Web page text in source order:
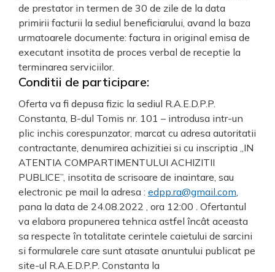
de prestator in termen de 30 de zile de la data
primirii facturii la sediul beneficiarului, avand la baza
urmatoarele documente: factura in original emisa de
executant insotita de proces verbal de receptie la
terminarea serviciilor.
Conditii de participare:
Oferta va fi depusa fizic la sediul R.A.E.D.P.P.
Constanta, B-dul Tomis nr. 101 – introdusa intr-un
plic inchis corespunzator, marcat cu adresa autoritatii
contractante, denumirea achizitiei si cu inscriptia „IN
ATENTIA COMPARTIMENTULUI ACHIZITII
PUBLICE”, insotita de scrisoare de inaintare, sau
electronic pe mail la adresa : edpp.ra@gmail.com,
pana la data de 24.08.2022 , ora 12:00 . Ofertantul
va elabora propunerea tehnica astfel încât aceasta
sa respecte în totalitate cerintele caietului de sarcini
si formularele care sunt atasate anuntului publicat pe
site-ul R.A.E.D.P.P. Constanta la